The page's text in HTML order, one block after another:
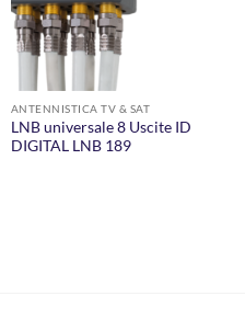
ANTENNISTICA TV & SAT
LNB universale 8 Uscite ID
DIGITAL LNB 189